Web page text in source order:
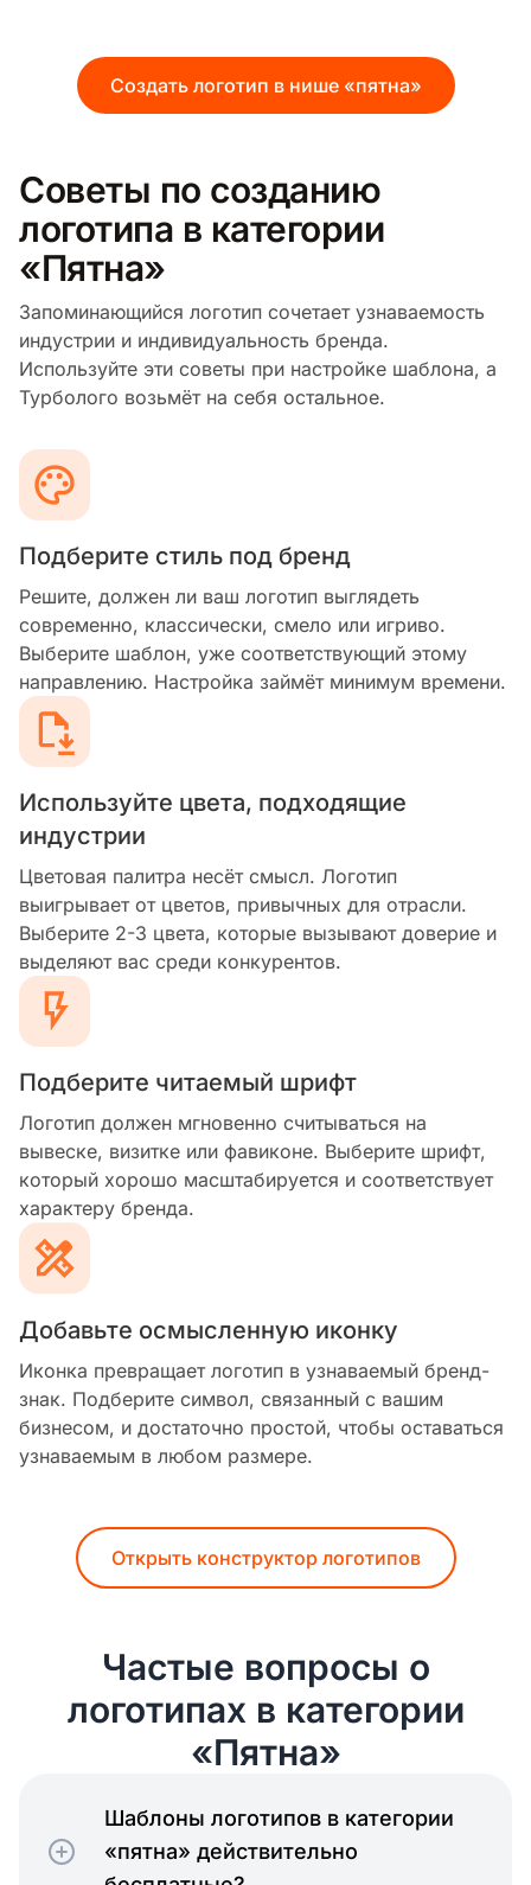
Создать логотип в нише «пятна»
Советы по созданию
логотипа в категории
«Пятна»
Запоминающийся логотип сочетает узнаваемость
индустрии и индивидуальность бренда.
Используйте эти советы при настройке шаблона, а
Турболого возьмёт на себя остальное.
Подберите стиль под бренд
Решите, должен ли ваш логотип выглядеть
современно, классически, смело или игриво.
Выберите шаблон, уже соответствующий этому
направлению. Настройка займёт минимум времени.
Используйте цвета, подходящие
индустрии
Цветовая палитра несёт смысл. Логотип
выигрывает от цветов, привычных для отрасли.
Выберите 2-3 цвета, которые вызывают доверие и
выделяют вас среди конкурентов.
Подберите читаемый шрифт
Логотип должен мгновенно считываться на
вывеске, визитке или фавиконе. Выберите шрифт,
который хорошо масштабируется и соответствует
характеру бренда.
Добавьте осмысленную иконку
Иконка превращает логотип в узнаваемый бренд-
знак. Подберите символ, связанный с вашим
бизнесом, и достаточно простой, чтобы оставаться
узнаваемым в любом размере.
Открыть конструктор логотипов
Частые вопросы о
логотипах в категории
«Пятна»
Шаблоны логотипов в категории
«пятна» действительно